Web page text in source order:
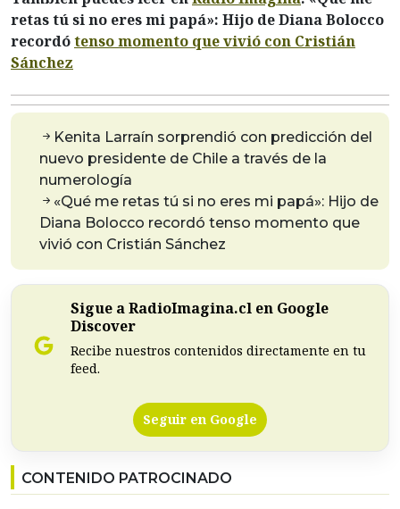
retas tú si no eres mi papá»: Hijo de Diana Bolocco
recordótenso momento que vivió con Cristián
Sánchez
Kenita Larraín sorprendió con predicción del
nuevo presidente de Chile a través de la
numerología
«Qué me retas tú si no eres mi papá»: Hijo de
Diana Bolocco recordó tenso momento que
vivió con Cristián Sánchez
Sigue a RadioImagina.cl en Google
Discover
Recibe nuestros contenidos directamente en tu
feed.
Seguir en Google
CONTENIDO PATROCINADO